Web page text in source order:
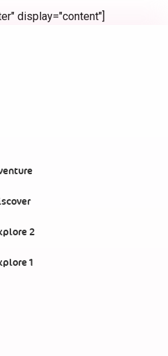
display="content"]
2
1